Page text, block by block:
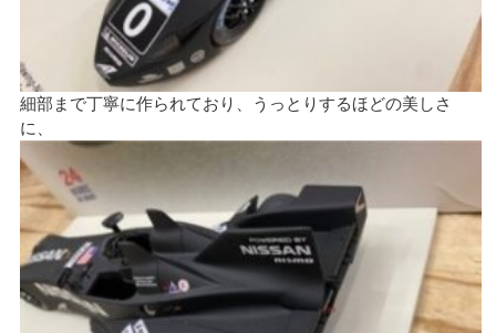
細部まで丁寧に作られており、うっとりするほどの美しさ
に、